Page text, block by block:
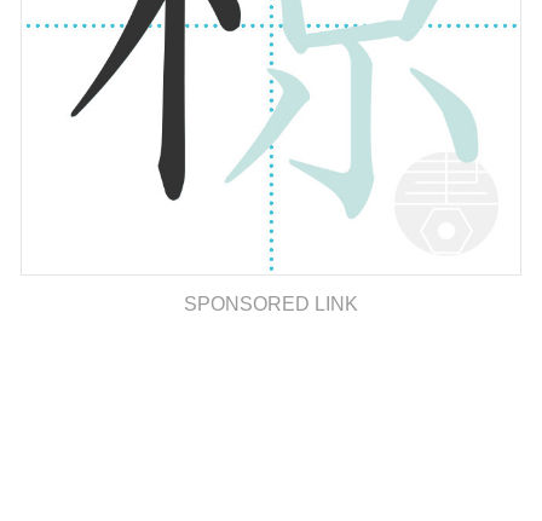
SPONSORED LINK